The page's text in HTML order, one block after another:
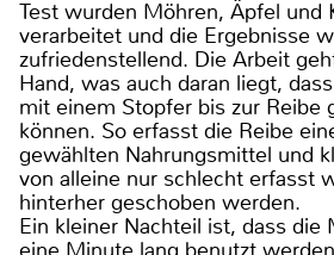
Test wurden Möhren, Äpfel und
verarbeitet und die Ergebnisse
zufriedenstellend. Die Arbeit
Hand, was auch daran liegt,
mit einem Stopfer bis zur Reibe
können. So erfasst die Reibe
gewählten Nahrungsmittel und
von alleine nur schlecht erfasst
hinterher geschoben werden.
Ein kleiner Nachteil ist, dass die